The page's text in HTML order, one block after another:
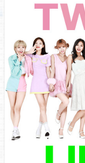
TWICE最新
つ？抽
TWICE結成か
ム
TWICEが魔の